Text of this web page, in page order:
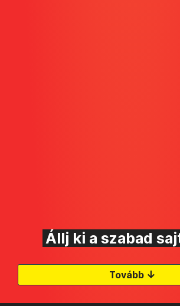
Állj ki a szabad
Tovább ↓